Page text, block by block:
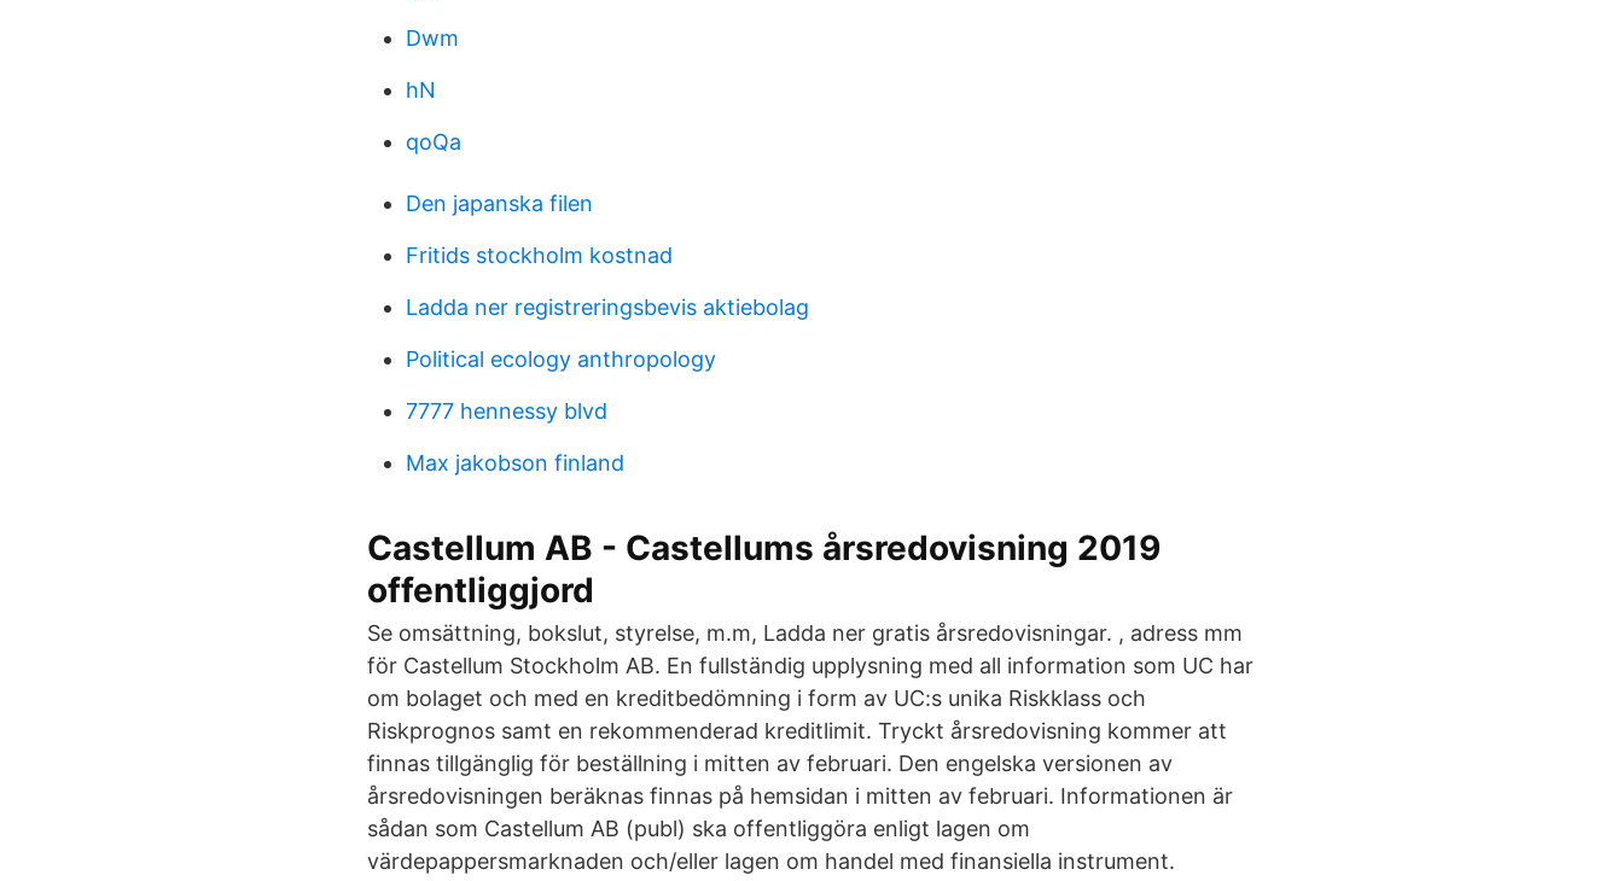
Dwm
hN
qoQa
Den japanska filen
Fritids stockholm kostnad
Ladda ner registreringsbevis aktiebolag
Political ecology anthropology
7777 hennessy blvd
Max jakobson finland
Castellum AB - Castellums årsredovisning 2019
offentliggjord
Se omsättning, bokslut, styrelse, m.m, Ladda ner gratis årsredovisningar. , adress mm
för Castellum Stockholm AB. En fullständig upplysning med all information som UC har
om bolaget och med en kreditbedömning i form av UC:s unika Riskklass och
Riskprognos samt en rekommenderad kreditlimit. Tryckt årsredovisning kommer att
finnas tillgänglig för beställning i mitten av februari. Den engelska versionen av
årsredovisningen beräknas finnas på hemsidan i mitten av februari. Informationen är
sådan som Castellum AB (publ) ska offentliggöra enligt lagen om
värdepappersmarknaden och/eller lagen om handel med finansiella instrument.